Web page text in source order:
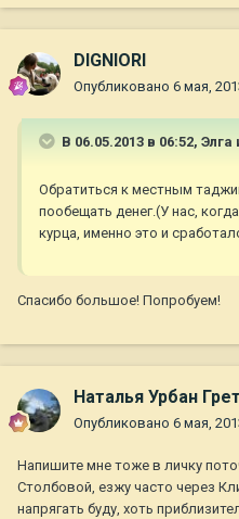
DIGNIORI
Опубликовано 6 мая,
В 06.05.2013 в 06:52,
Обратиться к местным
пообещать денег.(У нас,
курца, именно это и
Спасибо большое! Попробуем!
Наталья Урбан
Опубликовано 6 мая,
Напишите мне тоже в личку
Столбовой, езжу часто через
напрягать буду, хоть